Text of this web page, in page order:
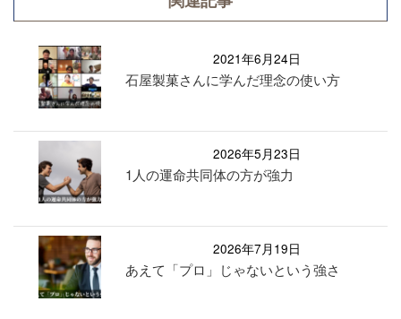
2021年6月24日
石屋製菓さんに学んだ理念の使い方
2026年5月23日
1人の運命共同体の方が強力
2026年7月19日
あえて「プロ」じゃないという強さ